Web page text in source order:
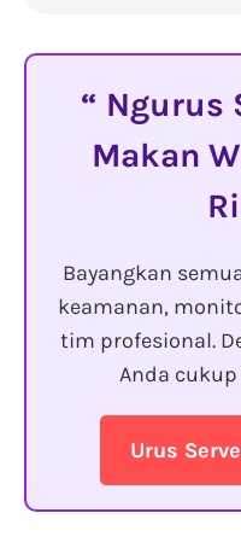
Ngurus
Makan
Bayangkan
keamanan,
tim profesional.
Anda
Urus